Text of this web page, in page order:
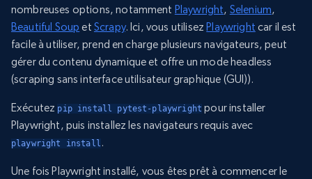
nombreuses options, notamment Playwright, Selenium,
Beautiful Soup et Scrapy. Ici, vous utilisez Playwright car il est
facile à utiliser, prend en charge plusieurs navigateurs, peut
gérer du contenu dynamique et offre un mode headless
(scraping sans interface utilisateur graphique (GUI)).
Exécutez pip install pytest-playwright pour installer
Playwright, puis installez les navigateurs requis avec
playwright install.
Une fois Playwright installé, vous êtes prêt à commencer le